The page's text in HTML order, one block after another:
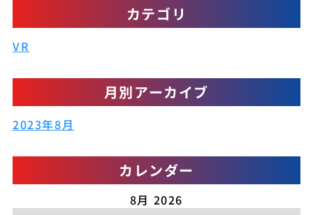
カテゴリ
VR
月別アーカイブ
2023年8月
カレンダー
8月 2026